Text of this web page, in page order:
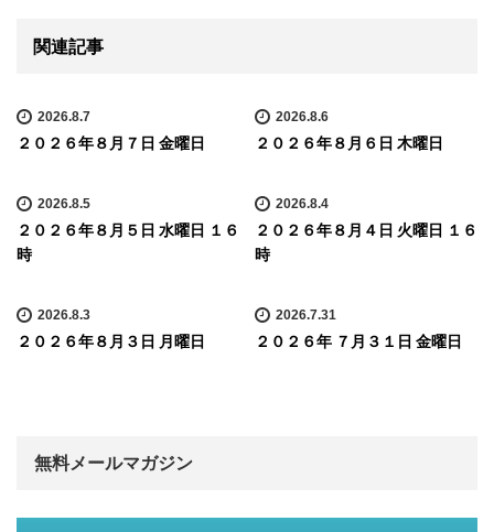
関連記事
2026.8.7
２０２６年８月７日 金曜日
2026.8.6
２０２６年８月６日 木曜日
2026.8.5
２０２６年８月５日 水曜日 １６
時
2026.8.4
２０２６年８月４日 火曜日 １６
時
2026.8.3
２０２６年８月３日 月曜日
2026.7.31
２０２６年 ７月３１日 金曜日
無料メールマガジン